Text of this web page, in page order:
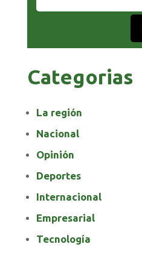
Categorias
La región
Nacional
Opinión
Deportes
Internacional
Empresarial
Tecnología